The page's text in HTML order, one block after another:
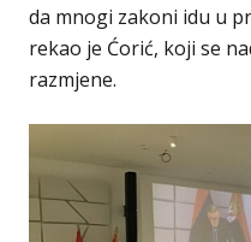
da mnogi zakoni idu u
rekao je Ćorić, koji se
razmjene.